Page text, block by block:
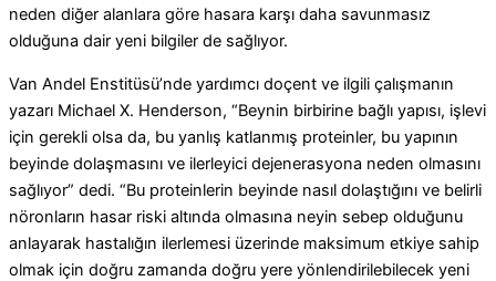
neden diğer alanlara göre hasara karşı daha savunmasız
olduğuna dair yeni bilgiler de sağlıyor.
Van Andel Enstitüsü’nde yardımcı doçent ve ilgili çalışmanın
yazarı Michael X. Henderson, “Beynin birbirine bağlı yapısı, işlevi
için gerekli olsa da, bu yanlış katlanmış proteinler, bu yapının
beyinde dolaşmasını ve ilerleyici dejenerasyona neden olmasını
sağlıyor” dedi. “Bu proteinlerin beyinde nasıl dolaştığını ve belirli
nöronların hasar riski altında olmasına neyin sebep olduğunu
anlayarak hastalığın ilerlemesi üzerinde maksimum etkiye sahip
olmak için doğru zamanda doğru yere yönlendirilebilecek yeni